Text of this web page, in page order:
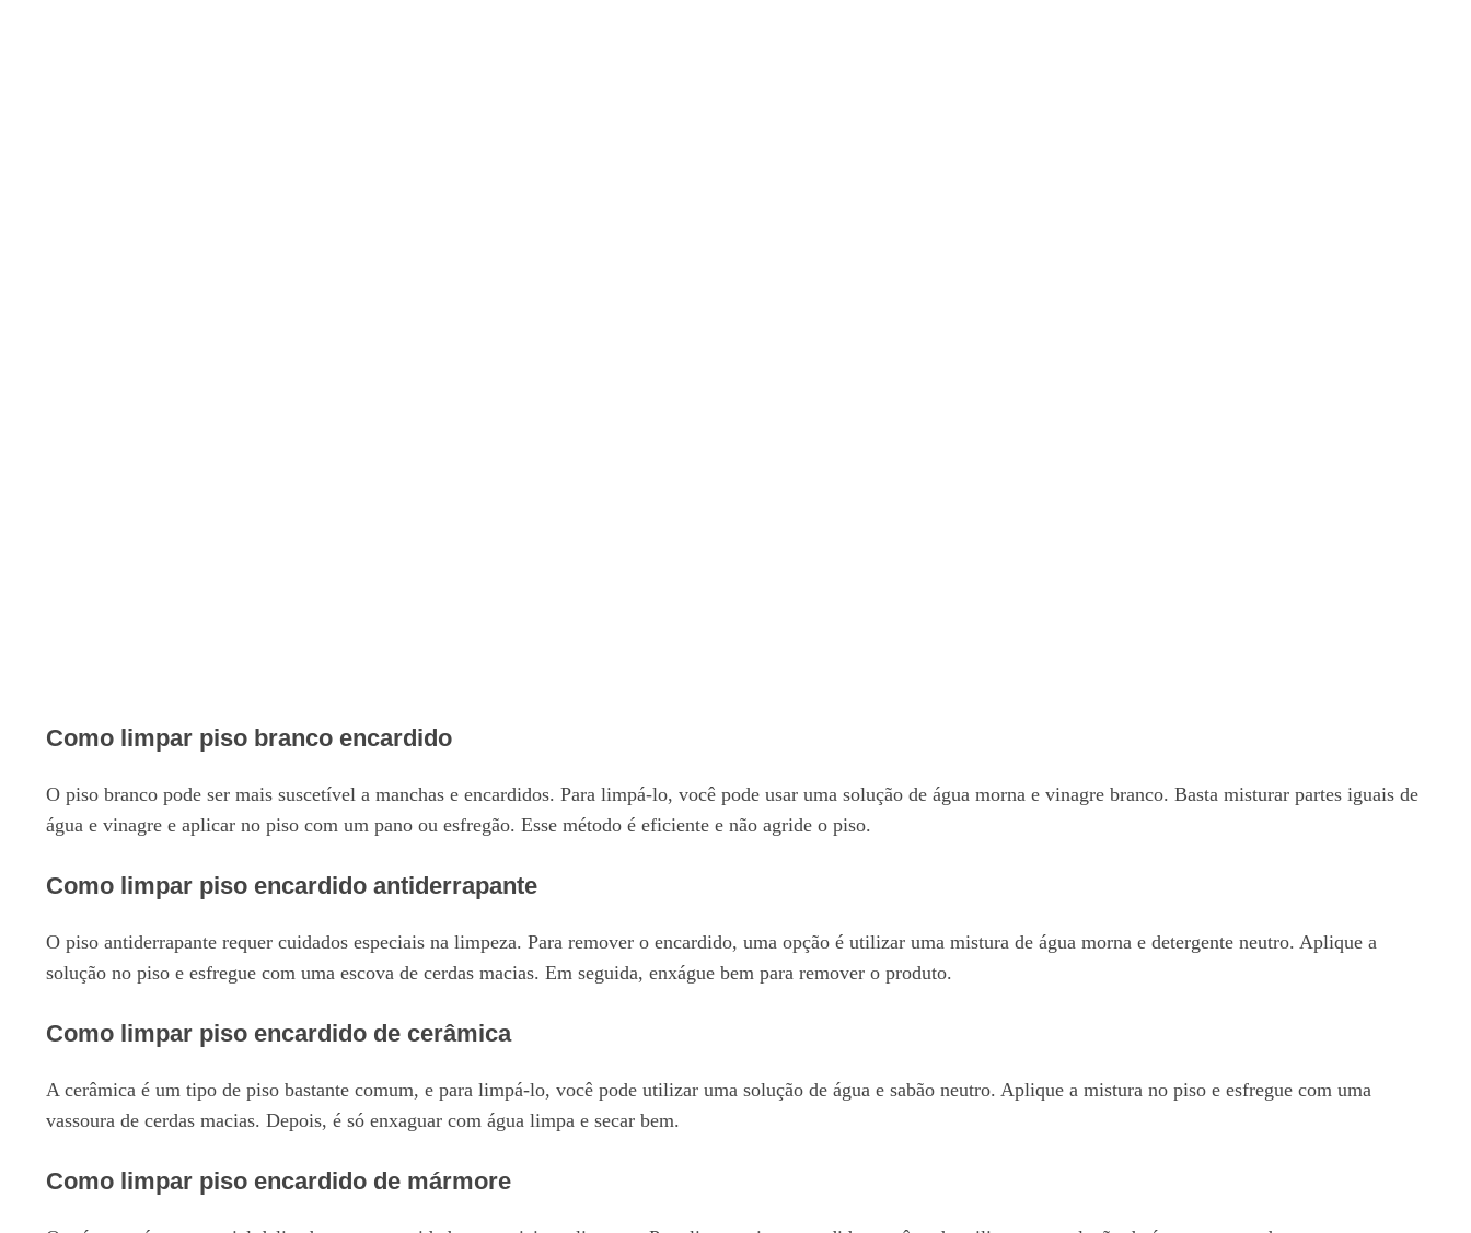
Como limpar piso branco encardido
O piso branco pode ser mais suscetível a manchas e encardidos. Para limpá-lo, você pode usar uma solução de água morna e vinagre branco. Basta misturar partes iguais de
água e vinagre e aplicar no piso com um pano ou esfregão. Esse método é eficiente e não agride o piso.
Como limpar piso encardido antiderrapante
O piso antiderrapante requer cuidados especiais na limpeza. Para remover o encardido, uma opção é utilizar uma mistura de água morna e detergente neutro. Aplique a
solução no piso e esfregue com uma escova de cerdas macias. Em seguida, enxágue bem para remover o produto.
Como limpar piso encardido de cerâmica
A cerâmica é um tipo de piso bastante comum, e para limpá-lo, você pode utilizar uma solução de água e sabão neutro. Aplique a mistura no piso e esfregue com uma
vassoura de cerdas macias. Depois, é só enxaguar com água limpa e secar bem.
Como limpar piso encardido de mármore